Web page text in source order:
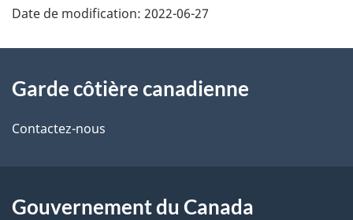
Date de modification: 2022-06-27
propos
de
site
Garde côtière canadienne
Contactez-nous
Gouvernement du Canada